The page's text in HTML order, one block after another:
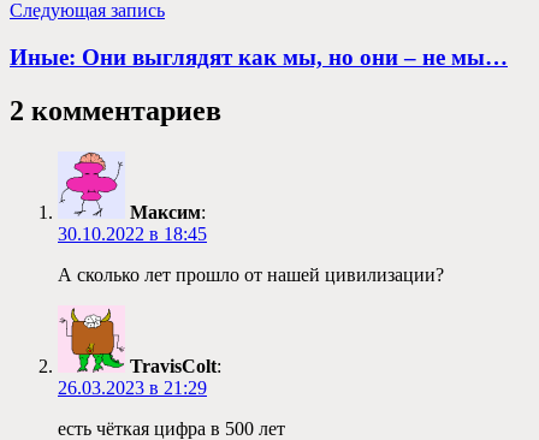
Следующая запись
Иные: Они выглядят как мы, но они – не мы…
2 комментариев
Максим:
30.10.2022 в 18:45
А сколько лет прошло от нашей цивилизации?
TravisColt:
26.03.2023 в 21:29
есть чёткая цифра в 500 лет